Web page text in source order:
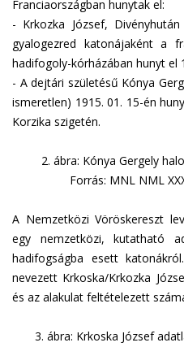
Franciaországban hunytak el:
- Krkozka József,
gyalogezred katonájaként a
hadifogoly-kórházában hunyt el
- A dejtári születésű Kónya
ismeretlen) 1915. 01. 15-én
Korzika szigetén.
2. ábra: Kónya Gergely
Forrás: MNL NML
A Nemzetközi Vöröskereszt
egy nemzetközi, kutatható
hadifogságba esett
nevezett Krkoska/Krkozka
és az alakulat feltételezett
3. ábra: Krkoska József